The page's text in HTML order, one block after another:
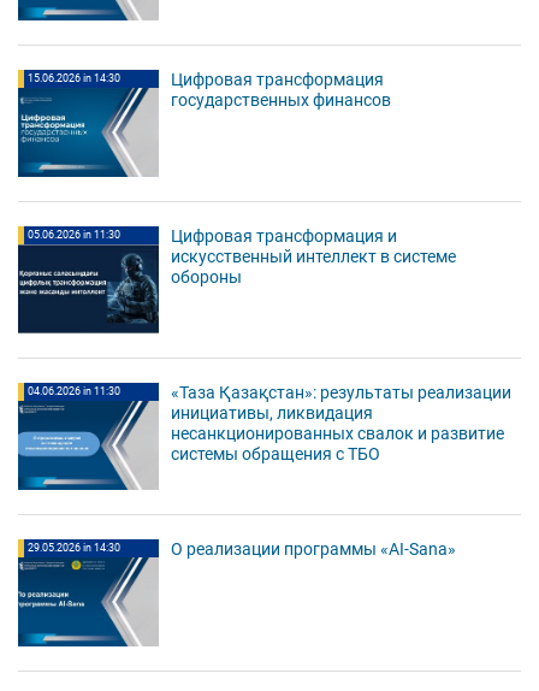
15.06.2026 in 14:30
Цифровая трансформация
государственных финансов
05.06.2026 in 11:30
Цифровая трансформация и
искусственный интеллект в системе
обороны
04.06.2026 in 11:30
«Таза Қазақстан»: результаты реализации
инициативы, ликвидация
несанкционированных свалок и развитие
системы обращения с ТБО
29.05.2026 in 14:30 О реализации программы «AI-Sana»